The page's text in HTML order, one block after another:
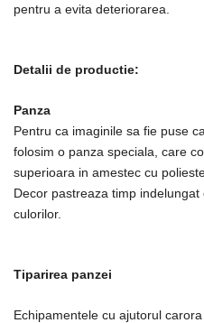
pentru a evita deteriorarea.
Detalii de productie:
Panza
Pentru ca imaginile sa fie puse
folosim o panza speciala, care
superioara in amestec cu
Decor pastreaza timp
culorilor.
Tiparirea panzei
Echipamentele cu ajutorul